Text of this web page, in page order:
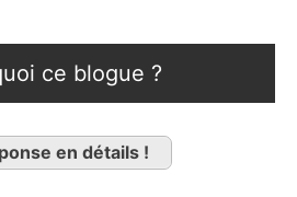
ce blogue ?
en détails !